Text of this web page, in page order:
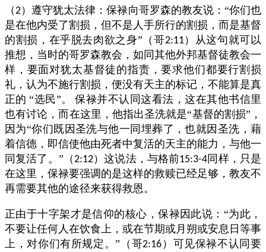
（2）遵守犹太法律：保禄向哥罗森的教友说：“你们也
是在他内受了割损，但不是人手所行的割损，而是基督
的割损，在乎脱去肉欲之身”（哥2:11）从这句就可以
推想，当时的哥罗森教会，如同其他外邦基督徒教会一
样，要面对犹太基督徒的指责，要求他们都要行割损
礼，认为不施行割损，便没有天主的标记，不能算是真
正的 “选民”。
保禄并不认同这看法，这在其他书信里
也有讨论，而在这里，他指出圣洗就是“基督的割损”，
因为“你们既因圣洗与他一同埋葬了，也就因圣洗，藉
着信德，即信使他由死者中复活的天主的能力，与他一
同复活了。”（2:12）这说法，与格前15:3-4同样，只是
在这里，保禄要强调的是这样的救赎已经足够，教友不
再需要其他的途径来获得救恩。
正由于十字架才是信仰的核心，保禄因此说：“为此，
不要让任何人在饮食上，或在节期或月朔或安息日等事
上，对你们有所规定。”（哥2:16 ）可见保禄不认同要